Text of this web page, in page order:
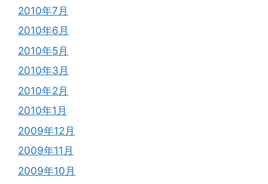
2010年7月
2010年6月
2010年5月
2010年3月
2010年2月
2010年1月
2009年12月
2009年11月
2009年10月